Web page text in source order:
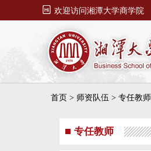
 欢迎访问湘潭大学商学院
首页 > 师资队伍 > 专任教师
专任教师